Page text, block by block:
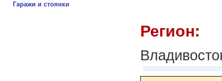
Гаражи и стоянки
Регион: